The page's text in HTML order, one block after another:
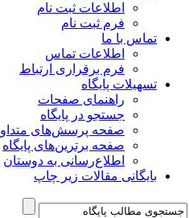
اطلاعات ثبت نام
فرم ثبت نام
تماس با ما
اطلاعات تماس
فرم برقراری ارتباط
تسهیلات پایگاه
راهنمای صفحات
جستجو در پایگاه
صفحه پرسش‌های متداول
صفحه برترین‌های پایگاه
اطلاع‌رسانی به دوستان
بایگانی مقالات زیر چاپ